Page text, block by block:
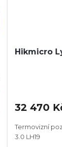
Hikmicro
je
z
5
32 470
Termovizní
3.0 LH19